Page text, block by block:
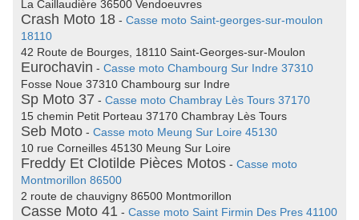
La Caillaudière 36500 Vendoeuvres
Crash Moto 18 - Casse moto Saint-georges-sur-moulon
18110
42 Route de Bourges, 18110 Saint-Georges-sur-Moulon
Eurochavin - Casse moto Chambourg Sur Indre 37310
Fosse Noue 37310 Chambourg sur Indre
Sp Moto 37 - Casse moto Chambray Lès Tours 37170
15 chemin Petit Porteau 37170 Chambray Lès Tours
Seb Moto - Casse moto Meung Sur Loire 45130
10 rue Corneilles 45130 Meung Sur Loire
Freddy Et Clotilde Pièces Motos - Casse moto
Montmorillon 86500
2 route de chauvigny 86500 Montmorillon
Casse Moto 41 - Casse moto Saint Firmin Des Pres 41100